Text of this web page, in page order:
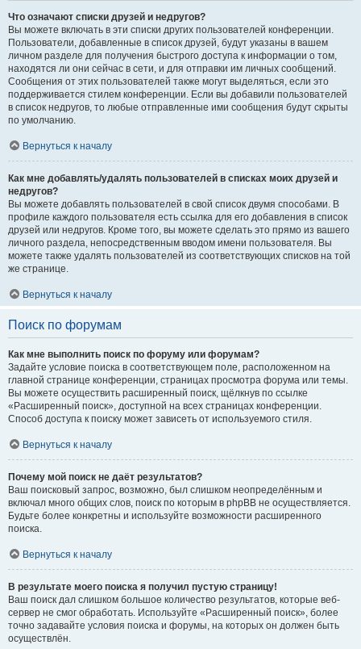
Что означают списки друзей и недругов?
Вы можете включать в эти списки других пользователей конференции.
Пользователи, добавленные в список друзей, будут указаны в вашем
личном разделе для получения быстрого доступа к информации о том,
находятся ли они сейчас в сети, и для отправки им личных сообщений.
Сообщения от этих пользователей также могут выделяться, если это
поддерживается стилем конференции. Если вы добавили пользователей
в список недругов, то любые отправленные ими сообщения будут скрыты
по умолчанию.
Вернуться к началу
Как мне добавлять/удалять пользователей в списках моих друзей и
недругов?
Вы можете добавлять пользователей в свой список двумя способами. В
профиле каждого пользователя есть ссылка для его добавления в список
друзей или недругов. Кроме того, вы можете сделать это прямо из вашего
личного раздела, непосредственным вводом имени пользователя. Вы
можете также удалять пользователей из соответствующих списков на той
же странице.
Вернуться к началу
Поиск по форумам
Как мне выполнить поиск по форуму или форумам?
Задайте условие поиска в соответствующем поле, расположенном на
главной странице конференции, страницах просмотра форума или темы.
Вы можете осуществить расширенный поиск, щёлкнув по ссылке
«Расширенный поиск», доступной на всех страницах конференции.
Способ доступа к поиску может зависеть от используемого стиля.
Вернуться к началу
Почему мой поиск не даёт результатов?
Ваш поисковый запрос, возможно, был слишком неопределённым и
включал много общих слов, поиск по которым в phpBB не осуществляется.
Будьте более конкретны и используйте возможности расширенного
поиска.
Вернуться к началу
В результате моего поиска я получил пустую страницу!
Ваш поиск дал слишком большое количество результатов, которые веб-
сервер не смог обработать. Используйте «Расширенный поиск», более
точно задавайте условия поиска и форумы, на которых он должен быть
осуществлён.